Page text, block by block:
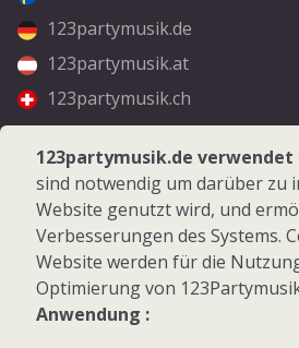
123partymusik.de
123partymusik.at
123partymusik.ch
Folgen Sie uns
Facebook
Instagram
123partymusik.de verwendet
sind notwendig um darüber zu
Website genutzt wird, und
Verbesserungen des Systems.
Website werden für die
Optimierung von
Anwendung :